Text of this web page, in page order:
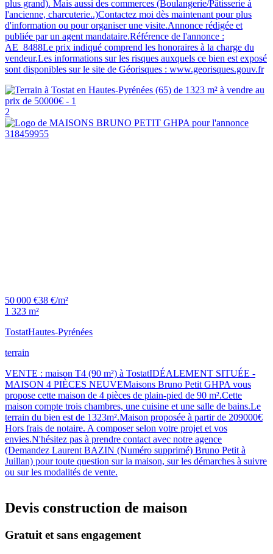
plus grand). Mais aussi des commerces (Boulangerie/Pâtisserie à
l'ancienne, charcuterie..)Contactez moi dès maintenant pour plus
d'information ou pour organiser une visite.Annonce rédigée et
publiée par un agent mandataire.Référence de l'annonce :
AE_8488Le prix indiqué comprend les honoraires à la charge du
vendeur.Les informations sur les risques auxquels ce bien est exposé
sont disponibles sur le site de Géorisques : www.georisques.gouv.fr
2
50 000 €38 €/m²
1 323 m²
TostatHautes-Pyrénées
terrain
VENTE : maison T4 (90 m²) à TostatIDÉALEMENT SITUÉE -
MAISON 4 PIÈCES NEUVEMaisons Bruno Petit GHPA vous
propose cette maison de 4 pièces de plain-pied de 90 m².Cette
maison compte trois chambres, une cuisine et une salle de bains.Le
terrain du bien est de 1323m².Maison proposée à partir de 209000€
Hors frais de notaire. A composer selon votre projet et vos
envies.N'hésitez pas à prendre contact avec notre agence
(Demandez Laurent BAZIN (Numéro supprimé) Bruno Petit à
Juillan) pour toute question sur la maison, sur les démarches à suivre
ou sur les modalités de vente.
Devis construction de maison
Gratuit et sans engagement